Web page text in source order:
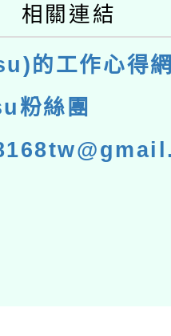
相關連結
的工作心得
粉絲團